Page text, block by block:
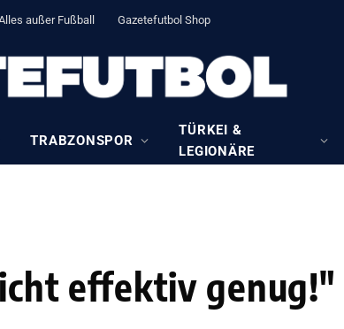
außer Fußball Gazetefutbol Shop
TRABZONSPOR
TÜRKEI &
LEGIONÄRE
effektiv genug!″